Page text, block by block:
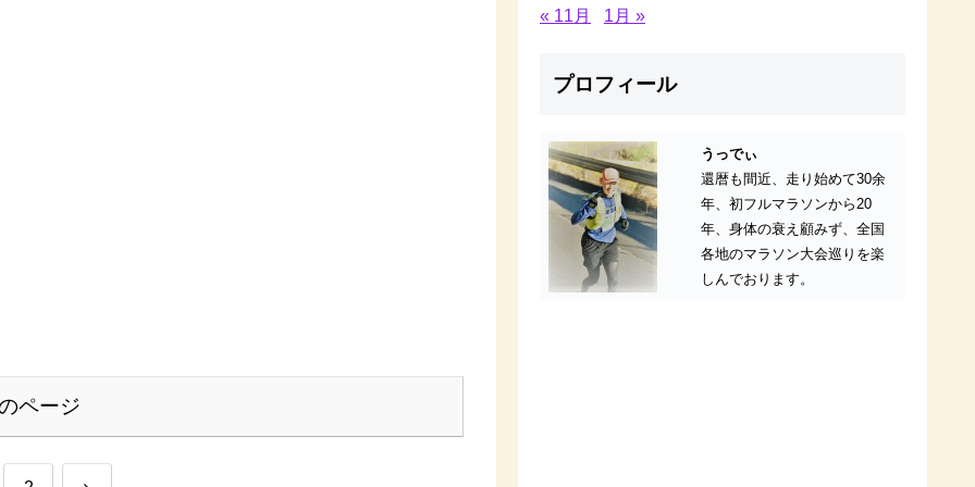
ページ
« 11月 1月 »
プロフィール
うっでぃ
還暦も間近、走り始めて30余
年、初フルマラソンから20
年、身体の衰え顧みず、全国
各地のマラソン大会巡りを楽
しんでおります。